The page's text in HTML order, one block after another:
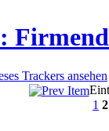
Trackers ansehen
1 2